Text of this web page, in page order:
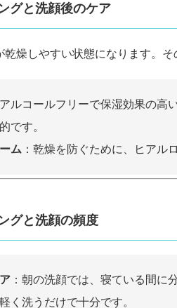
グと洗顔後のケア
燥しやすい状態になります。そ
アルコールフリーで保湿効果の高
です。
ム ：乾燥を防ぐために、ヒアル
グと洗顔の頻度
：朝の洗顔では、寝ている間
く洗うだけで十分です。